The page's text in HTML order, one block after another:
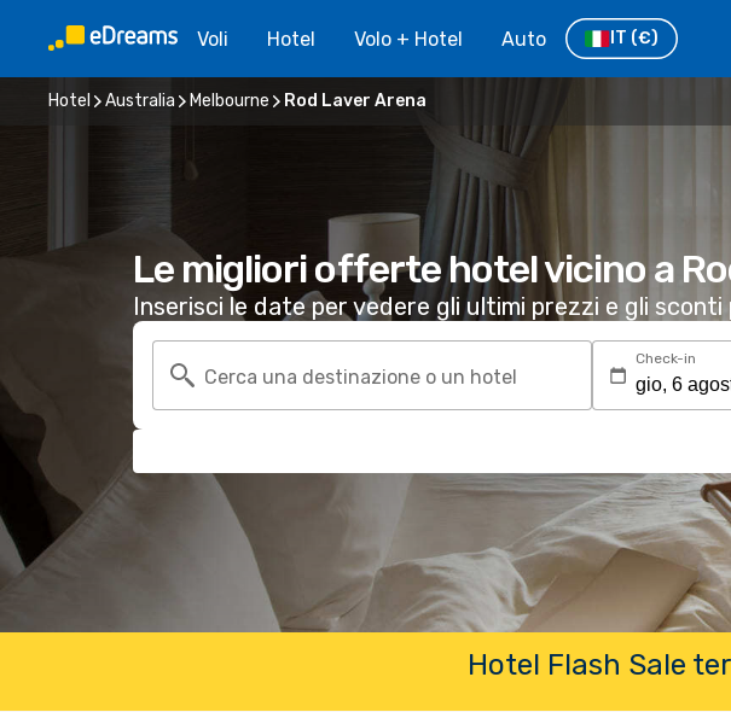
Voli Hotel Volo + Hotel Auto IT (€)
Hotel Australia Melbourne Rod Laver Arena
Le migliori offerte hotel vicino a
Inserisci le date per vedere gli ultimi prezzi e gli sconti
Cerca una destinazione o un hotel
Check-in
Hotel Flash Sale